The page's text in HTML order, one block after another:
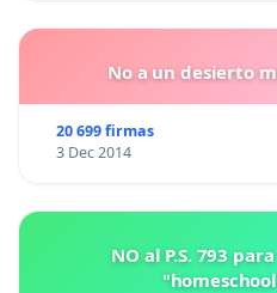
No a un desierto
20 699 firmas
3 Dec 2014
NO al P.S. 793